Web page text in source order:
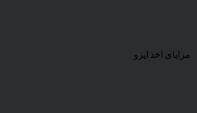
مزایای اخذ ایزو